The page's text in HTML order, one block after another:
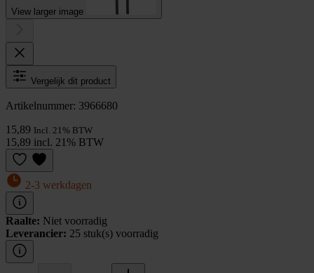
View larger image
Vergelijk dit product
Artikelnummer: 3966680
15,89 Incl. 21% BTW
15,89 incl. 21% BTW
2-3 werkdagen
Raalte: Niet voorradig
Leverancier: 25 stuk(s) voorradig